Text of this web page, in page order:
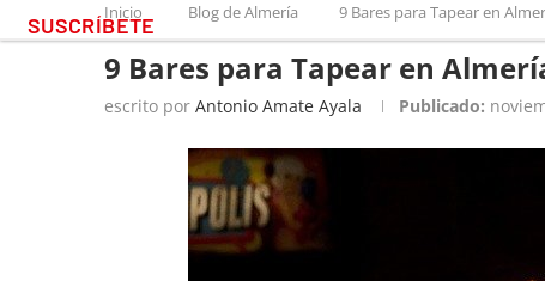
SUSCRÍBETE
Inicio Blog de Almería 9 Bares para Tapear en
9 Bares para Tapear en
escrito por Antonio Amate Ayala Publicado: